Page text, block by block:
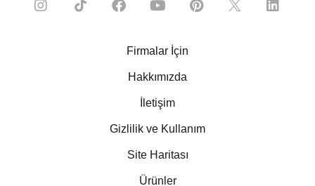
Firmalar İçin
Hakkımızda
İletişim
Gizlilik ve Kullanım
Site Haritası
Ürünler